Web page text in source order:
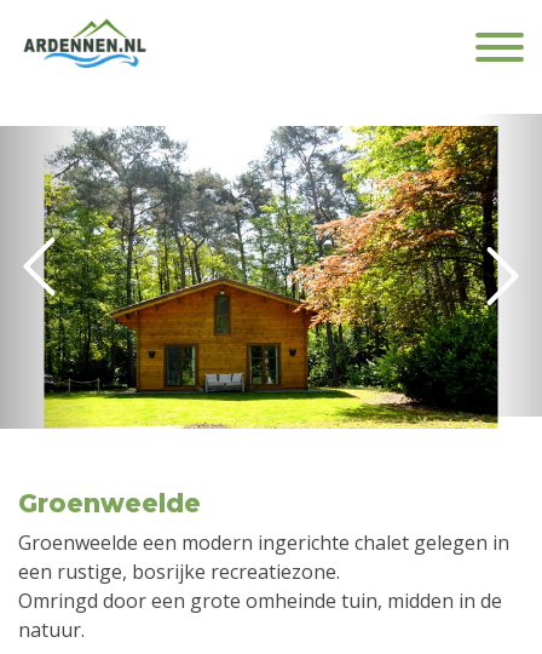
Groenweelde
Groenweelde een modern ingerichte chalet gelegen in
een rustige, bosrijke recreatiezone.
Omringd door een grote omheinde tuin, midden in de
natuur.